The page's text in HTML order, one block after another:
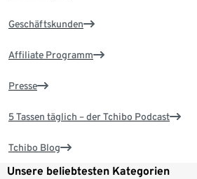
Geschäftskunden
Affiliate Programm
Presse
5 Tassen täglich – der Tchibo Podcast
Tchibo Blog
Unsere beliebtesten Kategorien